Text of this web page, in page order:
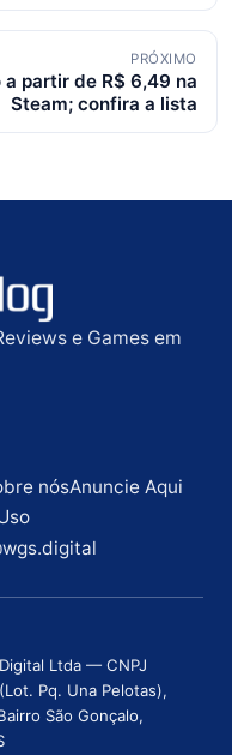
PRÓXIMO
partir de R$ 6,49 na
Steam; confira a lista
e Games em
nósAnuncie Aqui
Ltda — CNPJ
Pq. Una Pelotas),
São Gonçalo,